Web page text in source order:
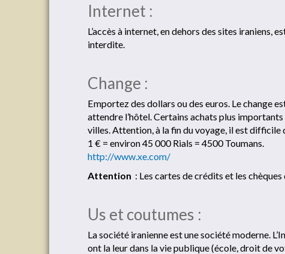
Internet :
L’accès à internet, en dehors des sites
interdite.
Change :
Emportez des dollars ou des euros. Le change
attendre l’hôtel. Certains achats plus
villes. Attention, à la fin du voyage, il est difficile
1 € = environ 45 000 Rials = 4500 Toumans.
http://www.xe.com/
Attention : Les cartes de crédits et les
Us et coutumes :
La société iranienne est une société moderne.
ont la leur dans la vie publique (école, droit de